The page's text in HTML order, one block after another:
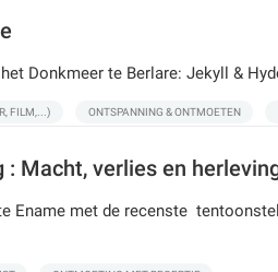
Donkmeer te Berlare: Jekyll &
FILM,...) ONTSPANNING & ONTMOETEN
: Macht, verlies en
Ename met de recenste